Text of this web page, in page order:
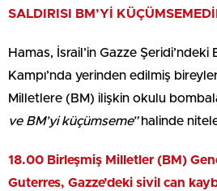
SALDIRISI BM’Yİ
Hamas, İsrail’in Gazze Şeridi’ndeki
Kampı’nda yerinden edilmiş
Milletlere (BM) ilişkin okulu
ve BM’yi küçümseme”halinde
18.00 Birleşmiş Milletler (BM)
Guterres, Gazze’deki sivil can